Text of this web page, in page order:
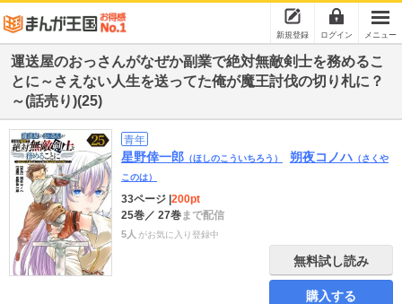
新規登録 ログイン メニュー
運送屋のおっさんがなぜか副業で絶対無敵剣士を務めるこ
とに～さえない人生を送ってた俺が魔王討伐の切り札に？
～(話売り)(25)
青年
星野倖一郎 （ほしのこういちろう） 朔夜コノハ （さくや
このは）
33ページ 200pt
25巻／ 27巻まで配信
5人 がお気に入り登録中
無料試し読み
購入する